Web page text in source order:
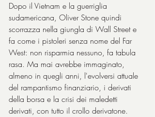
Dopo il Vietnam e la guerriglia
sudamericana, Oliver Stone quindi
scorrazza nella giungla di Wall Street e
fa come i pistoleri senza nome del Far
West: non risparmia nessuno, fa tabula
rasa. Ma mai avrebbe immaginato,
almeno in quegli anni, l'evolversi attuale
del rampantismo finanziario, i derivati
della borsa e la crisi dei maledetti
derivati, con tutto il crollo derivatone.